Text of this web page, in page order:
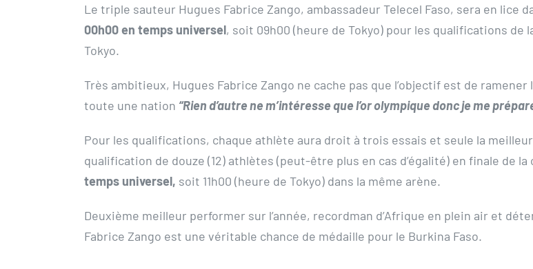
Le triple sauteur Hugues Fabrice Zango, ambassadeur Telecel Faso, sera en lice
00h00 en temps universel, soit 09h00 (heure de Tokyo) pour les qualifications
Tokyo.
Très ambitieux, Hugues Fabrice Zango ne cache pas que l’objectif est de
toute une nation “Rien d’autre ne m’intéresse que l’or olympique donc je me
Pour les qualifications, chaque athlète aura droit à trois essais et seule la
qualification de douze (12) athlètes (peut-être plus en cas d’égalité) en finale de
temps universel, soit 11h00 (heure de Tokyo) dans la même arène.
Deuxième meilleur performer sur l’année, recordman d’Afrique en plein air et
Fabrice Zango est une véritable chance de médaille pour le Burkina Faso.